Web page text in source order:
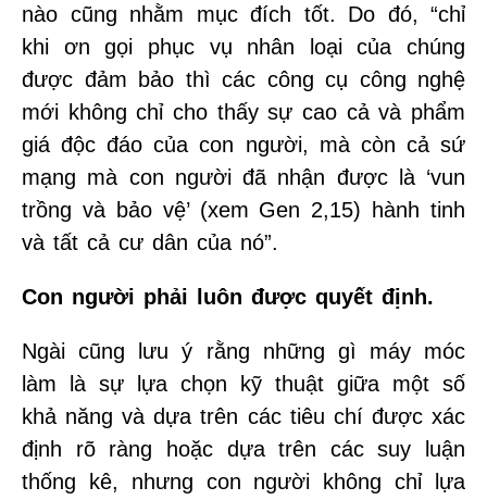
nào cũng nhằm mục đích tốt. Do đó, “chỉ
khi ơn gọi phục vụ nhân loại của chúng
được đảm bảo thì các công cụ công nghệ
mới không chỉ cho thấy sự cao cả và phẩm
giá độc đáo của con người, mà còn cả sứ
mạng mà con người đã nhận được là ‘vun
trồng và bảo vệ’ (xem Gen 2,15) hành tinh
và tất cả cư dân của nó”.
Con người phải luôn được quyết định.
Ngài cũng lưu ý rằng những gì máy móc
làm là sự lựa chọn kỹ thuật giữa một số
khả năng và dựa trên các tiêu chí được xác
định rõ ràng hoặc dựa trên các suy luận
thống kê, nhưng con người không chỉ lựa